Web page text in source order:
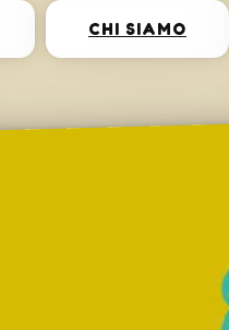
CHI SIAMO